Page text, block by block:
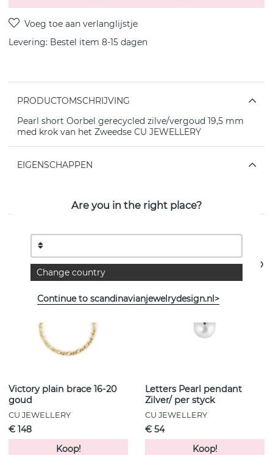
Levering: Bestel item 8-15 dagen
PRODUCTOMSCHRIJVING
Pearl short Oorbel gerecycled zilve/vergoud 19,5 mm
med krok van het Zweedse CU JEWELLERY
EIGENSCHAPPEN
Bekijk meer artikelen
Victory plain brace 16-20
goud
CU JEWELLERY
€ 148
Koop!
Letters Pearl pendant
Zilver/ per styck
CU JEWELLERY
€ 54
Koop!
Are you in the right place?
Change country
Continue to scandinavianjewelrydesign.nl>